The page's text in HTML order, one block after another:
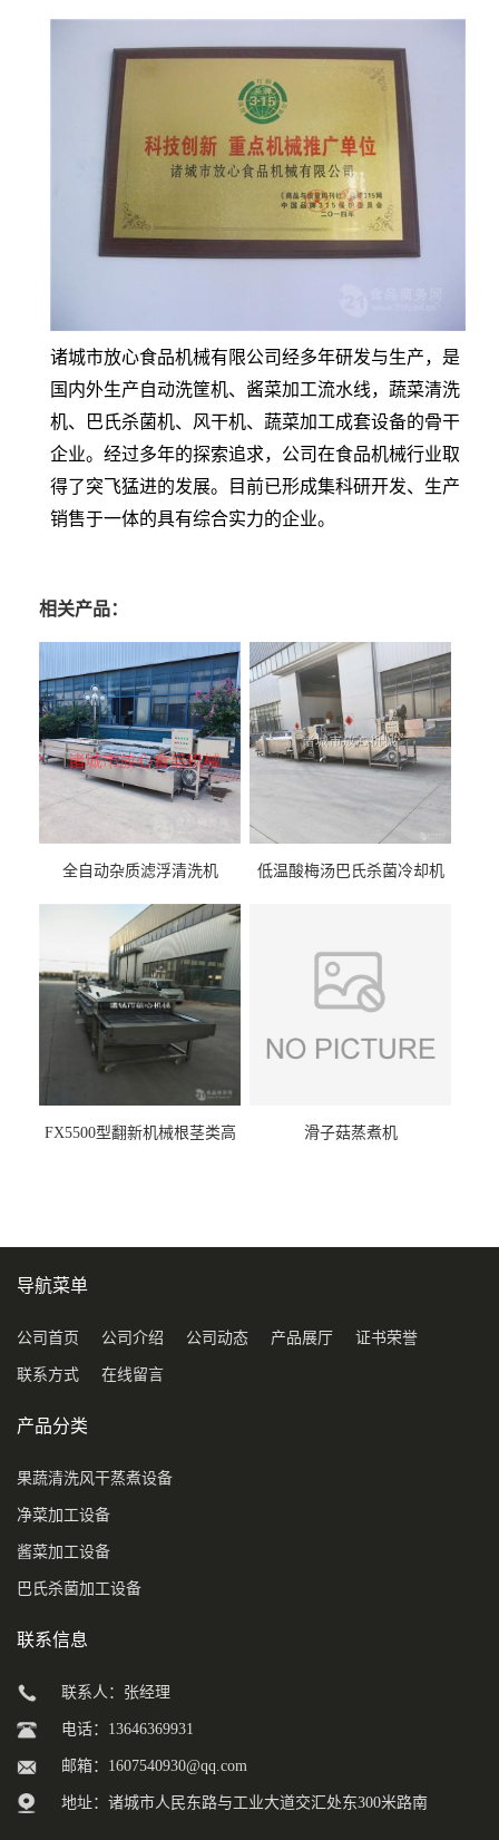
诸城市放心食品机械有限公司经多年研发与生产，是
国内外生产自动洗筐机、酱菜加工流水线，蔬菜清洗
机、巴氏杀菌机、风干机、蔬菜加工成套设备的骨干
企业。经过多年的探索追求，公司在食品机械行业取
得了突飞猛进的发展。目前已形成集科研开发、生产
销售于一体的具有综合实力的企业。
相关产品：
全自动杂质滤浮清洗机 低温酸梅汤巴氏杀菌冷却机
FX5500型翻新机械根茎类高
滑子菇蒸煮机
导航菜单
公司首页 公司介绍 公司动态 产品展厅 证书荣誉
联系方式 在线留言
产品分类
果蔬清洗风干蒸煮设备
净菜加工设备
酱菜加工设备
巴氏杀菌加工设备
联系信息
联系人：张经理
电话：13646369931
邮箱： 1607540930@qq.com
地址：诸城市人民东路与工业大道交汇处东300米路南